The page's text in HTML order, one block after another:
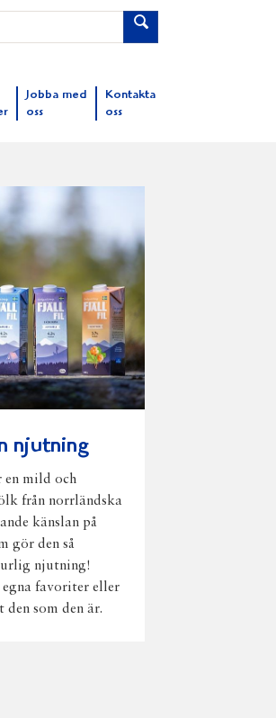
Jobba med
oss
Kontakta
oss
njutning
mild och
från norrländska
känslan på
gör den så
njutning!
favoriter eller
som den är.